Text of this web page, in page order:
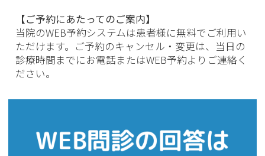
【ご予約にあたってのご案内】
当院のWEB予約システムは患者様に無料でご利用い
ただけます。ご予約のキャンセル・変更は、当日の
診療時間までにお電話またはWEB予約よりご連絡く
ださい。